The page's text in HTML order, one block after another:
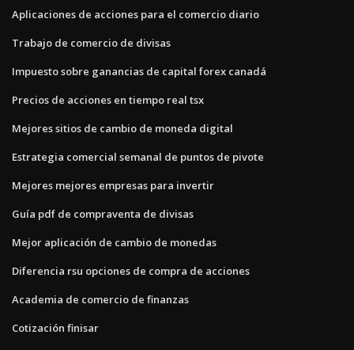
Aplicaciones de acciones para el comercio diario
Trabajo de comercio de divisas
Impuesto sobre ganancias de capital forex canadá
Precios de acciones en tiempo real tsx
Mejores sitios de cambio de moneda digital
Estrategia comercial semanal de puntos de pivote
Mejores mejores empresas para invertir
Guía pdf de compraventa de divisas
Mejor aplicación de cambio de monedas
Diferencia rsu opciones de compra de acciones
Academia de comercio de finanzas
Cotización finisar